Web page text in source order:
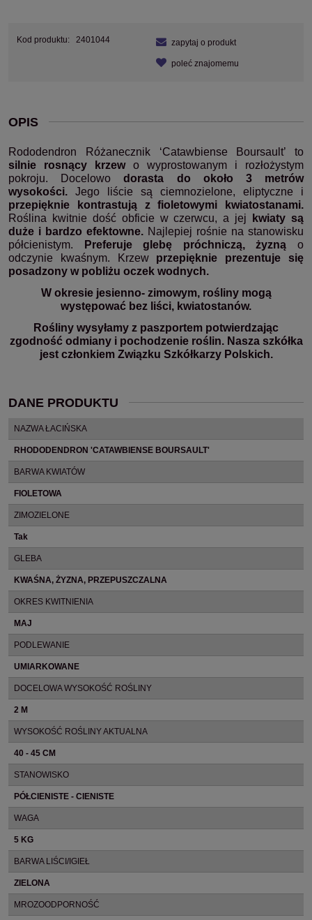
Kod produktu: 2401044 zapytaj o produkt
poleć znajomemu
OPIS
Rododendron Różanecznik ‘Catawbiense Boursault’ to
silnie rosnący krzewo wyprostowanym i rozłożystym
pokroju. Docelowodorasta do około 3 metrów
wysokości. Jego liście są ciemnozielone, eliptyczne i
przepięknie kontrastują z fioletowymi kwiatostanami.
Roślina kwitnie dość obficie w czerwcu, a jej
kwiaty są
duże i bardzo efektowne. Najlepiej rośnie na stanowisku
półcienistym.
Preferuje glebę próchniczą, żyzną o
odczynie kwaśnym. Krzew przepięknie prezentuje się
posadzony w pobliżu oczek wodnych.
W okresie jesienno- zimowym, rośliny mogą
występować bez liści, kwiatostanów.
Rośliny wysyłamy z paszportem potwierdzając
zgodność odmiany i pochodzenie roślin. Nasza szkółka
jest członkiem Związku Szkółkarzy Polskich.
DANE PRODUKTU
NAZWA ŁACIŃSKA
RHODODENDRON 'CATAWBIENSE BOURSAULT'
BARWA KWIATÓW
FIOLETOWA
ZIMOZIELONE
Tak
GLEBA
KWAŚNA, ŻYZNA, PRZEPUSZCZALNA
OKRES KWITNIENIA
MAJ
PODLEWANIE
UMIARKOWANE
DOCELOWA WYSOKOŚĆ ROŚLINY
2 M
WYSOKOŚĆ ROŚLINY AKTUALNA
40 - 45 CM
STANOWISKO
PÓŁCIENISTE - CIENISTE
WAGA
5 KG
BARWA LIŚCI/IGIEŁ
ZIELONA
MROZOODPORNOŚĆ